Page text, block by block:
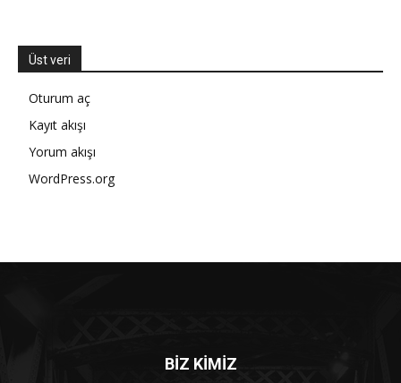
Üst veri
Oturum aç
Kayıt akışı
Yorum akışı
WordPress.org
BİZ KİMİZ